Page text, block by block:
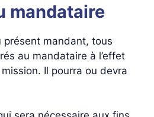
mandataire
présent mandant, tous
au mandataire à l’effet
Il pourra ou devra